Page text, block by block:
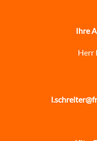
Ihre
Herr